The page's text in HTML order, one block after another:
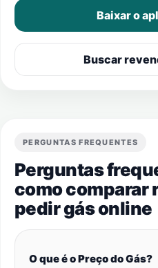
Baixar o
Buscar
PERGUNTAS FREQUENTES
Perguntas
como comparar
pedir gás online
O que é o Preço do Gás?